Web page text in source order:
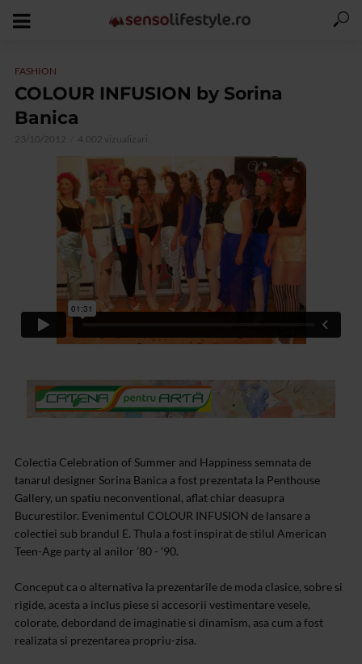
FASHION
COLOUR INFUSION by Sorina
Banica
23/10/2012 4.002 vizualizari
Colectia Celebration of Summer and Happiness semnata de
tanarul designer Sorina Banica a fost prezentata la Penthouse
Gallery, un spatiu neconventional, aflat chiar deasupra
Bucurestilor. Evenimentul COLOUR INFUSION de lansare a
colectiei sub brandul E. Thula a fost inspirat de stilul American
Teen-Age party al anilor ’80 - ’90.
Conceput ca o alternativa la prezentarile de moda clasice, sobre si
rigide, acesta a inclus piese si accesorii vestimentare vesele,
colorate, debordand de imaginatie si dinamism, asa cum a fost
realizata si prezentarea propriu-zisa.